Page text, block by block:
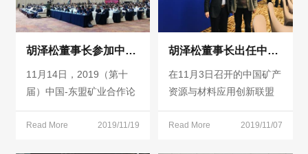
胡泽松董事长参加中国-东盟矿业论坛
11月14日，2019（第十
届）中国-东盟矿业合作论
坛暨推介展示会在广西南
宁开幕，盛和资源胡泽松
Read More 2019/11/19
胡泽松董事长出任中国矿产资源与材料应用创新联盟常务理事
在11月3日召开的中国矿产
资源与材料应用创新联盟
理事会一届二次大会上，
经联盟理事长彭苏萍院士
Read More 2019/11/07